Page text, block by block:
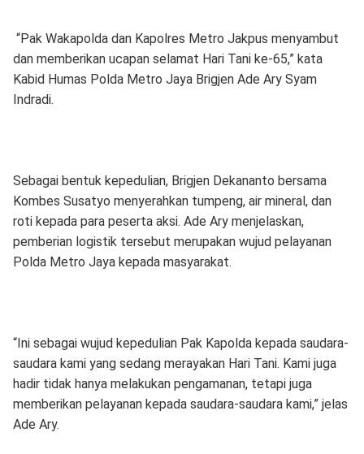
“Pak Wakapolda dan Kapolres Metro Jakpus menyambut
dan memberikan ucapan selamat Hari Tani ke-65,” kata
Kabid Humas Polda Metro Jaya Brigjen Ade Ary Syam
Indradi.
Sebagai bentuk kepedulian, Brigjen Dekananto bersama
Kombes Susatyo menyerahkan tumpeng, air mineral, dan
roti kepada para peserta aksi. Ade Ary menjelaskan,
pemberian logistik tersebut merupakan wujud pelayanan
Polda Metro Jaya kepada masyarakat.
“Ini sebagai wujud kepedulian Pak Kapolda kepada saudara-
saudara kami yang sedang merayakan Hari Tani. Kami juga
hadir tidak hanya melakukan pengamanan, tetapi juga
memberikan pelayanan kepada saudara-saudara kami,” jelas
Ade Ary.